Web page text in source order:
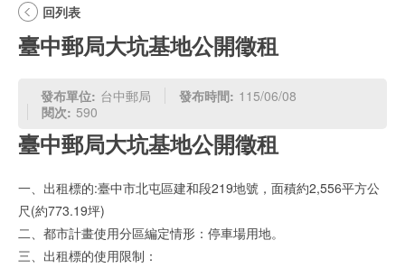
回列表
臺中郵局大坑基地公開徵租
發布單位: 台中郵局 發布時間: 115/06/08
閱次: 590
臺中郵局大坑基地公開徵租
一、出租標的:臺中市北屯區建和段219地號，面積約2,556平方公
尺(約773.19坪)
二、都市計畫使用分區編定情形：停車場用地。
三、出租標的使用限制：